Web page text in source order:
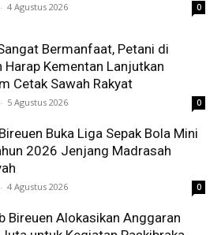
- 4 Agustus 2026 0
Bermanfaat, Petani di
Harap Kementan Lanjutkan
Cetak Sawah Rakyat
- 5 Agustus 2026 0
Buka Liga Sepak Bola Mini
2026 Jenjang Madrasah
- 4 Agustus 2026 0
Bireuen Alokasikan Anggaran